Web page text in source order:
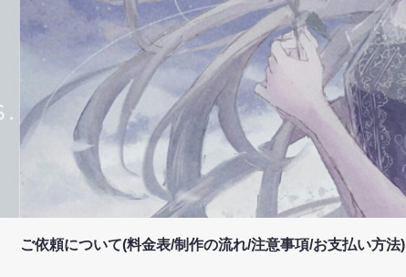
ご依頼について(料金表/制作の流れ/注意事項/お支払い方法)